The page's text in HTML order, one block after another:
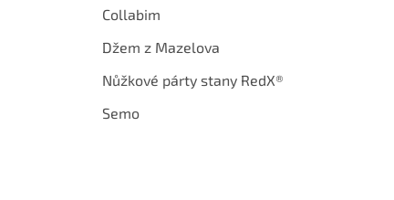
Collabim
Džem z Mazelova
Nůžkové párty stany RedX®
Semo